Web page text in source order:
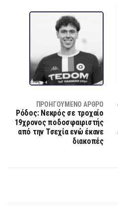
ΠΡΟΗΓΟΎΜΕΝΟ ΆΡΘΡΟ
Ρόδος: Νεκρός σε τροχαίο
19χρονος ποδοσφαιριστής
από την Τσεχία ενώ έκανε
διακοπές